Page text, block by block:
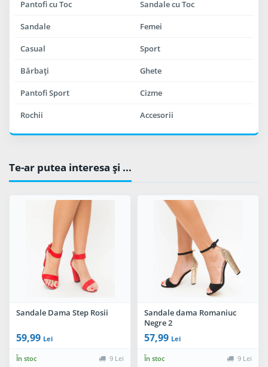
Pantofi cu Toc Sandale cu Toc
Sandale Femei
Casual Sport
Bărbaţi Ghete
Pantofi Sport Cizme
Rochii Accesorii
Te-ar putea interesa şi ...
Sandale Dama Step Rosii
59,99 Lei
În stoc 9 Lei
Sandale dama Romaniuc
Negre 2
57,99 Lei
În stoc 9 Lei